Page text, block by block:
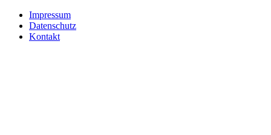
Impressum
Datenschutz
Kontakt